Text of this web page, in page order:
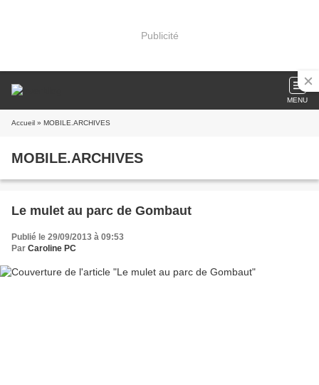
Publicité
MENU
Accueil » MOBILE.ARCHIVES
MOBILE.ARCHIVES
Le mulet au parc de Gombaut
Publié le 29/09/2013 à 09:53
Par Caroline PC